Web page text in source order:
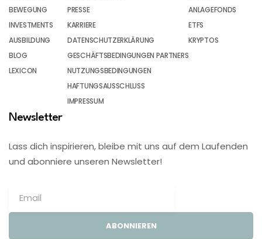
BEWEGUNG
INVESTMENTS
AUSBILDUNG
BLOG
LEXICON
PRESSE
KARRIERE
DATENSCHUTZERKLÄRUNG
GESCHÄFTSBEDINGUNGEN PARTNERS
NUTZUNGSBEDINGUNGEN
HAFTUNGSAUSSCHLUSS
IMPRESSUM
ANLAGEFONDS
ETFS
KRYPTOS
Newsletter
Lass dich inspirieren, bleibe mit uns auf dem Laufenden
und abonniere unseren Newsletter!
ABONNIEREN